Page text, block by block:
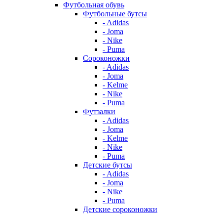
Футбольная обувь
Футбольные бутсы
- Adidas
- Joma
- Nike
- Puma
Сороконожки
- Adidas
- Joma
- Kelme
- Nike
- Puma
Футзалки
- Adidas
- Joma
- Kelme
- Nike
- Puma
Детские бутсы
- Adidas
- Joma
- Nike
- Puma
Детские сороконожки